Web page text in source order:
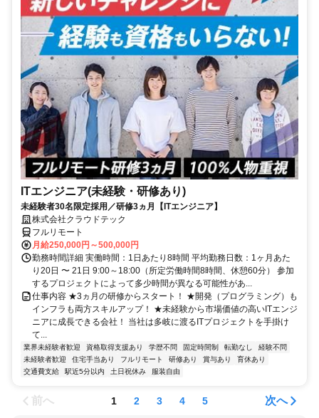
ITエンジニア(未経験・研修あり)
未経験者30名限定採用／研修3ヵ月【ITエンジニア】
株式会社クラウドテック
フルリモート
月給250,000円～500,000円
勤務時間詳細 実働時間：1日あたり8時間 平均勤務日数：1ヶ月あた
り20日 〜 21日 9:00～18:00（所定労働時間8時間、休憩60分） 参加
するプロジェクトによって多少時間が異なる可能性があ...
仕事内容 ★3ヵ月の研修からスタート！ ★開発（プログラミング）も
インフラも両方スキルアップ！ ★未経験から市場価値の高いITエンジ
ニアに成長できる会社！ 当社は多岐に渡るITプロジェクトを手掛け
て...
業界未経験者歓迎 資格取得支援あり 学歴不問 固定時間制 転勤なし
経験不問
未経験者歓迎
住宅手当あり フルリモート 研修あり 賞与あり
育休あり
交通費支給
駅近5分以内 土日祝休み 服装自由
前へ 1 2 3 4 5 次へ